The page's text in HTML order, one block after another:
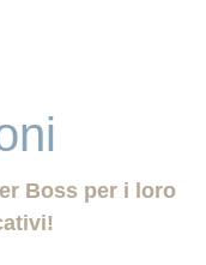
Boss per i loro